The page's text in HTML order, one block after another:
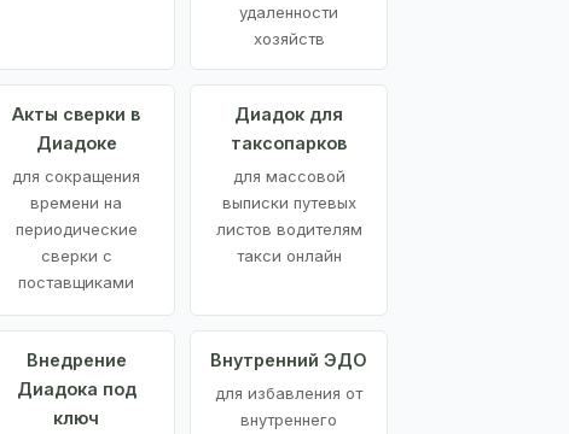
удаленности
хозяйств
Акты сверки в
Диадоке
для сокращения
времени на
периодические
сверки с
поставщиками
Диадок для
таксопарков
для массовой
выписки путевых
листов водителям
такси онлайн
Внедрение
Диадока под
ключ
Внутренний ЭДО
для избавления от
внутреннего